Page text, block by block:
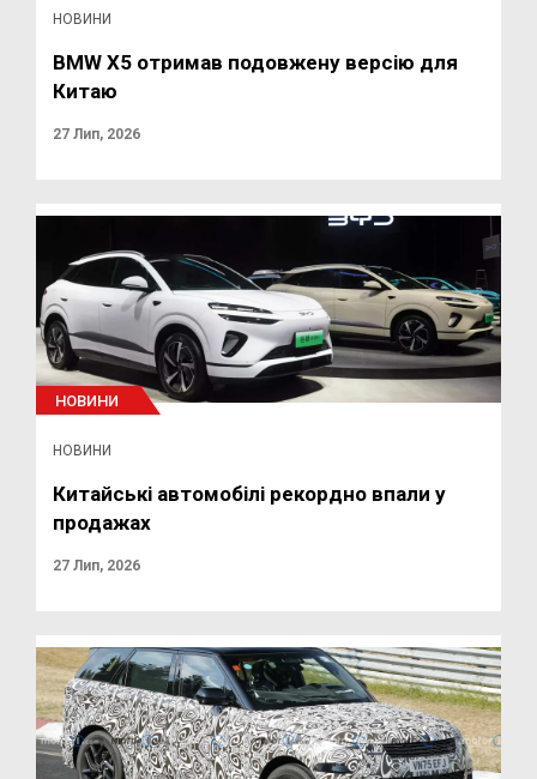
НОВИНИ
BMW X5 отримав подовжену версію для
Китаю
27 Лип, 2026
НОВИНИ
НОВИНИ
Китайські автомобілі рекордно впали у
продажах
27 Лип, 2026